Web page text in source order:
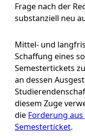
Frage nach der
substanziell neu
Mittel- und
Schaffung eines
Semestertickets
an dessen
diesem Zuge
die Forderung aus
Semesterticket.